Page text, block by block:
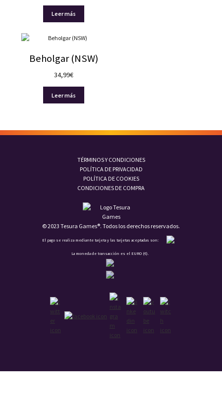
Leer más
Beholgar (NSW)
34,99€
Leer más
TÉRMINOS Y CONDICIONES
POLÍTICA DE PRIVACIDAD
POLÍTICA DE COOKIES
CONDICIONES DE COMPRA
© 2023 Tesura Games®. Todos los derechos reservados.
El pago se realiza mediante tarjeta y las tarjetas aceptadas son:
La moneda de transacción es el EURO (€).